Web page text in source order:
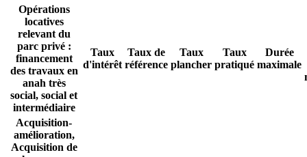
Opérations
locatives
relevant du
parc privé :
financement
des travaux en
anah très
social, social et
intermédiaire
Taux
d'intérêt
Taux de
référence
Taux
plancher
Taux
pratiqué
Durée
maximale
Acquisition-
amélioration,
Acquisition de